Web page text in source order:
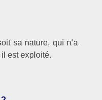
sa nature, qui n’a
est exploité.